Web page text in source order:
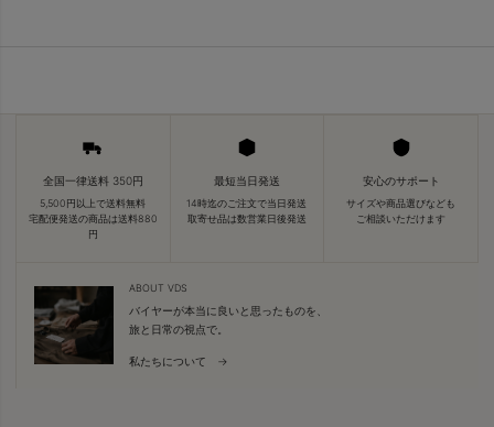
全国一律送料 350円
5,500円以上で送料無料
宅配便発送の商品は送料880
円
最短当日発送
14時迄のご注文で当日発送
取寄せ品は数営業日後発送
安心のサポート
サイズや商品選びなども
ご相談いただけます
ABOUT VDS
バイヤーが本当に良いと思ったものを、
旅と日常の視点で。
私たちについて →